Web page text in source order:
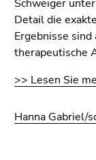
Schweiger
Detail die
Ergebnisse
therapeutische
>> Lesen Sie
Hanna Gabriel/